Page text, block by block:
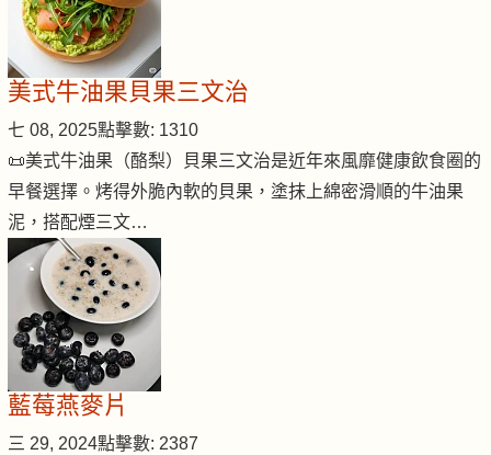
美式牛油果貝果三文治
七 08, 2025點擊數: 1310
📜美式牛油果（酪梨）貝果三文治是近年來風靡健康飲食圈的
早餐選擇。烤得外脆內軟的貝果，塗抹上綿密滑順的牛油果
泥，搭配煙三文…
藍莓燕麥片
三 29, 2024點擊數: 2387